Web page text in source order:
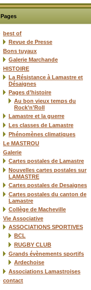
Pages
best of
Revue de Presse
Bons tuyaux
Galerie Marchande
HISTOIRE
La Résistance à Lamastre et
Désaignes
Pages d’histoire
Au bon vieux temps du
Rock’n’Roll
Lamastre et la guerre
Les classes de Lamastre
Phénomènes climatiques
Le MASTROU
Galerie
Cartes postales de Lamastre
Nouvelles cartes postales sur
LAMASTRE
Cartes postales de Desaignes
Cartes postales du canton de
Lamastre
Collège de Macheville
Vie Associative
ASSOCIATIONS SPORTIVES
BCL
RUGBY CLUB
Grands évènements sportifs
Ardechoise
Associations Lamastroises
contact